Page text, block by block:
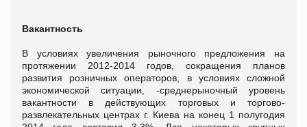
Вакантность
В условиях увеличения рыночного предложения на
протяжении 2012-2014 годов, сокращения планов
развития розничных операторов, в условиях сложной
экономической ситуации, -среднерыночный уровень
вакантности в действующих торговых и торгово-
развлекательных центрах г. Киева на конец 1 полугодия